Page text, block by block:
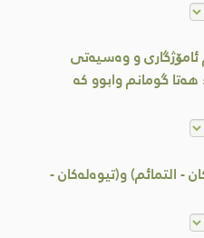
ئامۆژگاری و وەسیەتی
گومانم وابوو کە
- التمائم) و(تیوەلەکان -